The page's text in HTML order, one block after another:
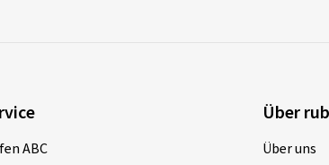
ABC
Über
Über uns